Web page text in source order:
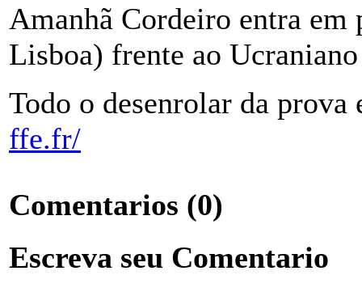
Amanhã Cordeiro entra em
Lisboa) frente ao
Todo o desenrolar da prova
ffe.fr/
Comentarios (0)
Escreva seu Comentario